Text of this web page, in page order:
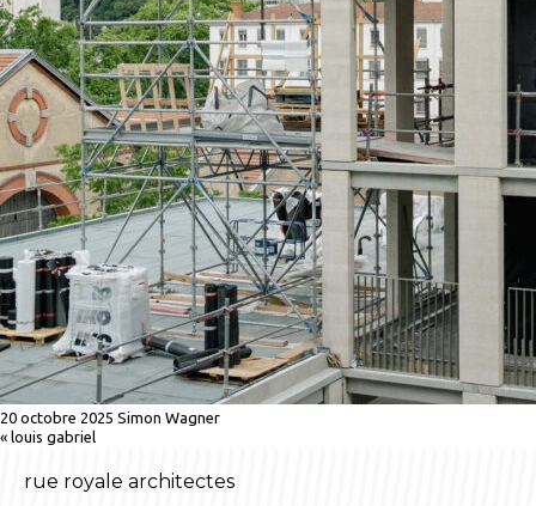
20 octobre 2025 Simon Wagner
« louis gabriel
rue royale architectes